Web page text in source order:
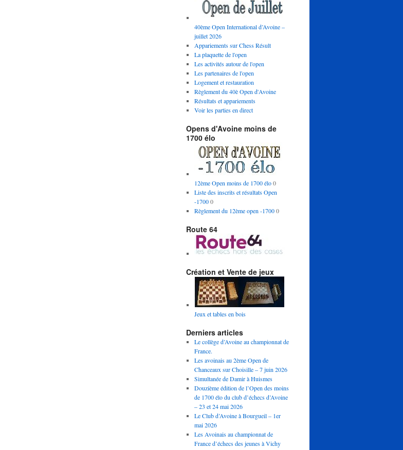
40ème Open International d’Avoine –
juillet 2026
Appariements sur Chess Résult
La plaquette de l'open
Les activités autour de l'open
Les partenaires de l'open
Logement et restauration
Règlement du 40è Open d'Avoine
Résultats et appariements
Voir les parties en direct
Opens d'Avoine moins de
1700 élo
12ème Open moins de 1700 élo0
Liste des inscrits et résultats Open
-17000
Règlement du 12ème open -17000
Route 64
Création et Vente de jeux
Jeux et tables en bois
Derniers articles
Le collège d’Avoine au championnat de
France.
Les avoinais au 2ème Open de
Chanceaux sur Choisille – 7 juin 2026
Simultanée de Damir à Huismes
Douzième édition de l’Open des moins
de 1700 élo du club d’échecs d’Avoine
– 23 et 24 mai 2026
Le Club d’Avoine à Bourgueil – 1er
mai 2026
Les Avoinais au championnat de
France d’échecs des jeunes à Vichy